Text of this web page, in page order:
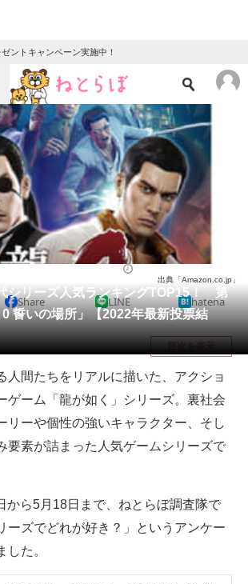
ントキャンペーン実施中！
ニュース
クイズ
地域
教育・育児
リサーチ
総合ページ
通す
新トレンド
のヒント
シリーズ人気ランキングTOP15！ 第
誓いの場所」【2022年最新投票結
出典「Amazon.co.jp」
Share LINE hatena
目次を表示
間たちをリアルに描いた、アクショ
ゲーム「龍が如く」シリーズ。裏社会
リーや個性の強いキャラクター、そし
要素が詰まった人気ゲームシリーズで
ら5月18日まで、ねとらぼ調査隊で
ーズでどれが好き？」というアンケー
した。